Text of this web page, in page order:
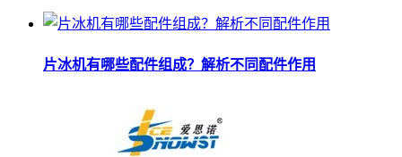
片冰机有哪些配件组成？解析不同配件作用